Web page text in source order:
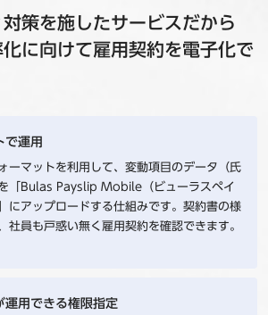
策を施したサービスだから
に向けて雇用契約を電子化で
で運用
ーマットを利用して、変動項目のデータ（氏
「Bulas Payslip Mobile（ビューラスペイ
にアップロードする仕組みです。契約書の様
社員も戸惑い無く雇用契約を確認できます。
運用できる権限指定